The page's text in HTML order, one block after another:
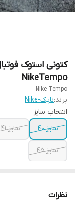
NikeTempo
Nike Tempo
برند:نایک-Nike
انتخاب سایز
سایز ۴۰
سایز ۴۱
سایز ۴۵
نظرات